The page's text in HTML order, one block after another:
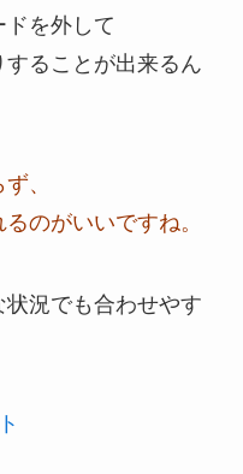
を外して
ることが出来るん
、
のがいいですね。
況でも合わせやす